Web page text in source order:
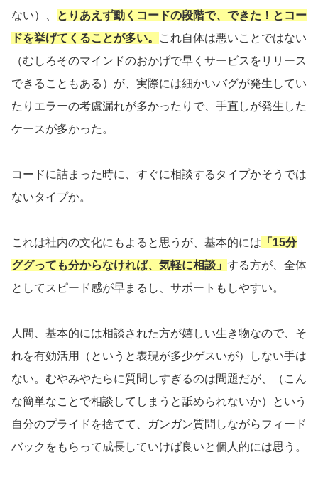
ない）、
とりあえず動くコードの段階で、できた！とコー
ドを挙げてくることが多い。
これ自体は悪いことではない
（むしろそのマインドのおかげで早くサービスをリリース
できることもある）が、実際には細かいバグが発生してい
たりエラーの考慮漏れが多かったりで、手直しが発生した
ケースが多かった。
コードに詰まった時に、すぐに相談するタイプかそうでは
ないタイプか。
これは社内の文化にもよると思うが、基本的には 「15分
ググっても分からなければ、気軽に相談」 する方が、全体
としてスピード感が早まるし、サポートもしやすい。
人間、基本的には相談された方が嬉しい生き物なので、そ
れを有効活用（というと表現が多少ゲスいが）しない手は
ない。むやみやたらに質問しすぎるのは問題だが、（こん
な簡単なことで相談してしまうと舐められないか）という
自分のプライドを捨てて、ガンガン質問しながらフィード
バックをもらって成長していけば良いと個人的には思う。